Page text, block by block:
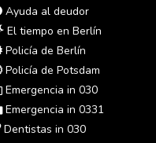
Ayuda al deudor
El tiempo en Berlín
Policía de Berlín
Policía de Potsdam
Emergencia in 030
Emergencia in 0331
Dentistas in 030